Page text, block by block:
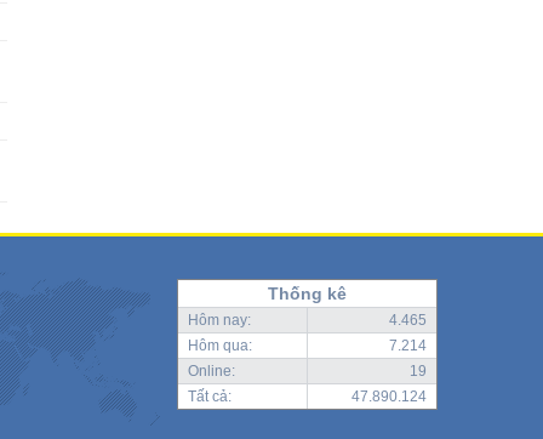
Thống kê
Hôm nay:
4.465
Hôm qua:
7.214
Online:
19
Tất cả:
47.890.124